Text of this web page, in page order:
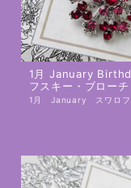
1月 January
フスキー・ブローチ